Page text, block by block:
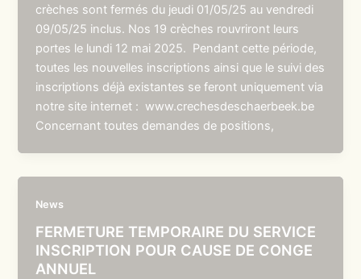
crèches sont fermés du jeudi 01/05/25 au vendredi
09/05/25 inclus. Nos 19 crèches rouvriront leurs
portes le lundi 12 mai 2025. Pendant cette période,
toutes les nouvelles inscriptions ainsi que le suivi des
inscriptions déjà existantes se feront uniquement via
notre site internet : www.crechesdeschaerbeek.be
Concernant toutes demandes de positions,
News
FERMETURE TEMPORAIRE DU SERVICE
INSCRIPTION POUR CAUSE DE CONGE
ANNUEL